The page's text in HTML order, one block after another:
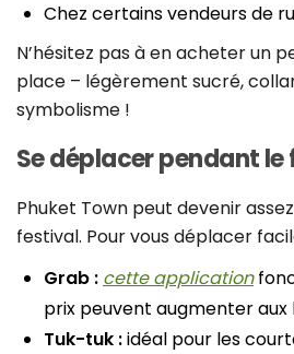
Chez certains vendeurs de
N’hésitez pas à en acheter un
place – légèrement sucré,
symbolisme !
Se déplacer pendant
Phuket Town peut devenir
festival. Pour vous déplacer
Grab : cette application
prix peuvent augmenter aux
Tuk-tuk :idéal pour les